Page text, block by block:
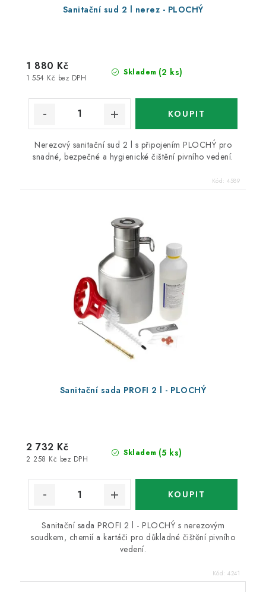
Sanitační sud 2 l nerez - PLOCHÝ
Skladem (2 ks)
1 554 Kč bez DPH
1 880 Kč
Nerezový sanitační sud 2 l s připojením PLOCHÝ pro
snadné, bezpečné a hygienické čištění pivního vedení.
Kód: 4589
Sanitační sada PROFI 2 l - PLOCHÝ
Skladem (5 ks)
2 258 Kč bez DPH
2 732 Kč
Sanitační sada PROFI 2 l - PLOCHÝ s nerezovým
soudkem, chemií a kartáči pro důkladné čištění pivního
vedení.
Kód: 4241